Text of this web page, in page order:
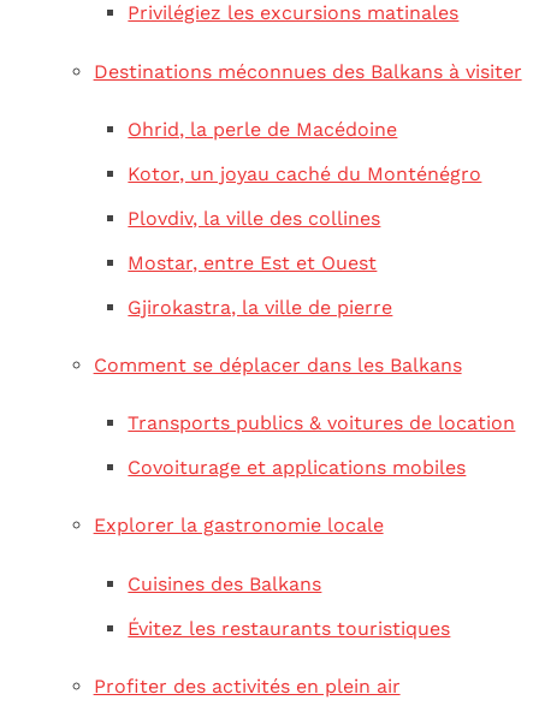
Privilégiez les excursions matinales
Destinations méconnues des Balkans à visiter
Ohrid, la perle de Macédoine
Kotor, un joyau caché du Monténégro
Plovdiv, la ville des collines
Mostar, entre Est et Ouest
Gjirokastra, la ville de pierre
Comment se déplacer dans les Balkans
Transports publics & voitures de location
Covoiturage et applications mobiles
Explorer la gastronomie locale
Cuisines des Balkans
Évitez les restaurants touristiques
Profiter des activités en plein air